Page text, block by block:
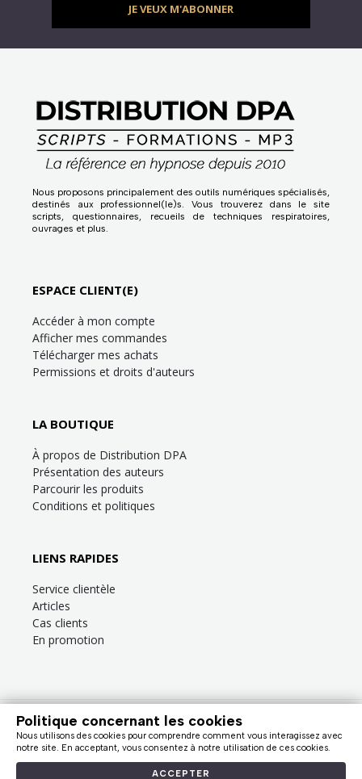
JE VEUX M'ABONNER
Nous proposons principalement des outils numériques spécialisés,
destinés aux professionnel(le)s. Vous trouverez dans le site
scripts, questionnaires, recueils de techniques respiratoires,
ouvrages et plus.
ESPACE CLIENT(E)
Accéder à mon compte
Afficher mes commandes
Télécharger mes achats
Permissions et droits d'auteurs
LA BOUTIQUE
À propos de Distribution DPA
Présentation des auteurs
Parcourir les produits
Conditions et politiques
LIENS RAPIDES
Service clientèle
Articles
Cas clients
En promotion
Besoin d’aide?Consultez laFAQ ou la section
Nous facturons en dollars canadiens (taxes en sus). |
© Distribution DPA, 2009 - 2026
Politique concernant les cookies
Nous utilisons des cookies pour comprendre comment vous interagissez avec
notre site. En acceptant, vous consentez à notre utilisation de ces cookies.
ACCEPTER